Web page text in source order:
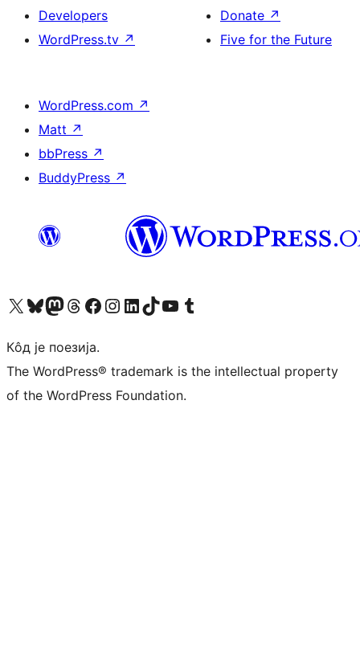
Developers
WordPress.tv ↗
Donate ↗
Five for the Future
WordPress.com ↗
Matt ↗
bbPress ↗
BuddyPress ↗
Visit our X (formerly Twitter) account
Посетите наш Bluesky налог
Visit our Mastodon account
Посетите наш налог на Threads-у Visit our Facebook page
Посетите наш Инстаграм налог
Visit our LinkedIn account
Посетите наш TikTok налог
Visit our YouTube channel
Посетите наш Tumblr налог
Кôд је поезија.
The WordPress® trademark is the intellectual property
of the WordPress Foundation.